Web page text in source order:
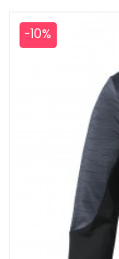
-10%